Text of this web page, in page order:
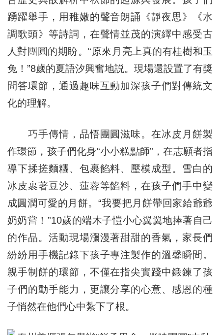
踴躍舉手，用稚嫩的聲音朗誦《靜夜思》《水
調歌頭》等詩詞，在聲情並茂的演繹中感受古
人對團圓的期盼。“原來月亮上真的有桂樹和玉
兔！”8歲的夏語汐興奮地説。現場還設置了有獎
問答環節，通過趣味互動加深孩子們對傳統文
化的理解。
巧手傳情，品悟團圓滋味。在冰皮月餅製
作環節，孩子們化身“小小糕點師”，在志願者指
導下揉搓麵糰、包裹餡料、壓模成型。雪白的
冰皮裹著豆沙、蓮蓉等餡料，在孩子們手中變
成圓潤可愛的月餅。“我要把月餅帶回家給爺爺
奶奶嘗！”10歲的端木子愷小心翼翼地捧著自己
的作品。活動現場瀰漫著甜甜的香氣，家長們
紛紛用手機記錄下孩子專注製作的溫馨瞬間。
親手制餅的環節，不僅在指尖實踐中鍛鍊了孩
子們的動手能力，更讓分享的心意、感恩的種
子悄然在他們心中紮下了根。